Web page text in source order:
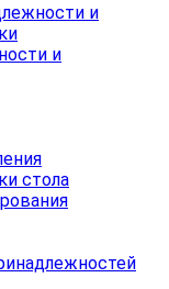
и
и
стола